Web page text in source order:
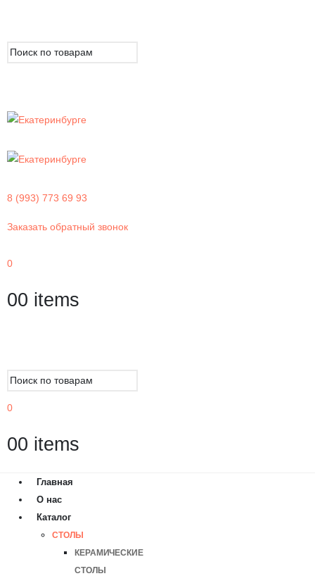
8 (993) 773 69 93
Заказать обратный звонок
0
00 items
0
00 items
Главная
О нас
Каталог
СТОЛЫ
КЕРАМИЧЕСКИЕ
СТОЛЫ